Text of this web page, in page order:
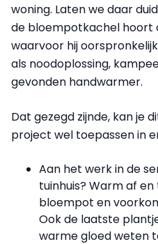
woning. Laten we daar
de bloempotkachel hoort
waarvoor hij
als noodoplossing,
gevonden handwarmer.
Dat gezegd zijnde, kan je
project wel toepassen in
Aan het werk in de
tuinhuis? Warm af
bloempot en
Ook de laatste
warme gloed weten